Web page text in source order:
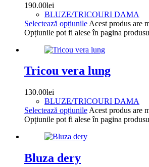
190.00lei
BLUZE/TRICOURI DAMA
Selectează opțiunile Acest produs are
Opțiunile pot fi alese în pagina
Tricou vera lung
130.00lei
BLUZE/TRICOURI DAMA
Selectează opțiunile Acest produs are
Opțiunile pot fi alese în pagina
Bluza dery